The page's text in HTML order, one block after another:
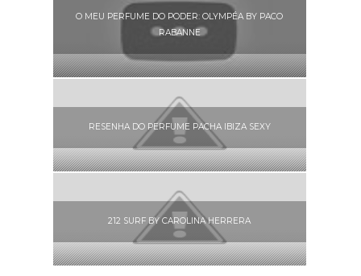
O MEU PERFUME DO PODER: OLYMPÉA BY PACO
RABANNE
RESENHA DO PERFUME PACHA IBIZA SEXY
212 SURF BY CAROLINA HERRERA